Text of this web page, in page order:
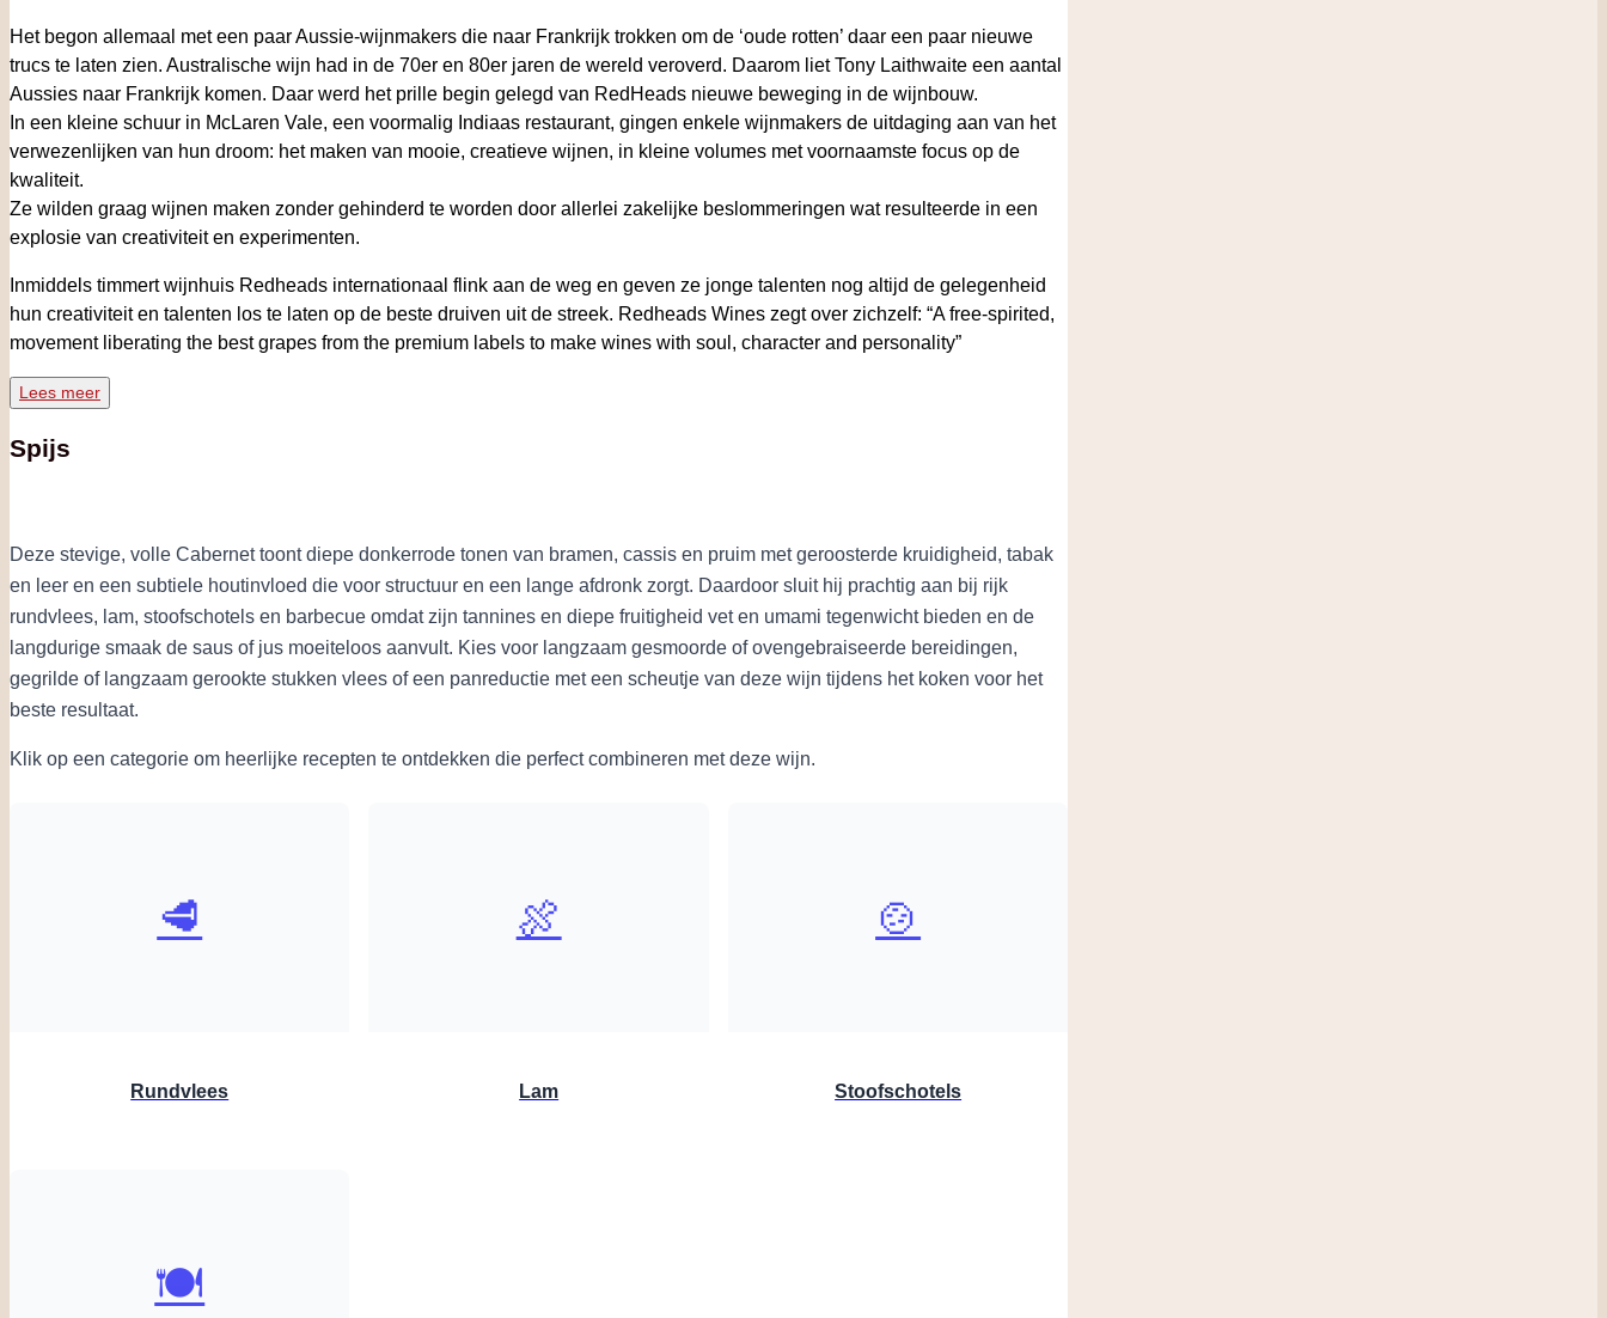
Het begon allemaal met een paar Aussie-wijnmakers die naar Frankrijk trokken om de ‘oude rotten’ daar een paar nieuwe
trucs te laten zien. Australische wijn had in de 70er en 80er jaren de wereld veroverd. Daarom liet Tony Laithwaite een aantal
Aussies naar Frankrijk komen. Daar werd het prille begin gelegd van RedHeads nieuwe beweging in de wijnbouw.
In een kleine schuur in McLaren Vale, een voormalig Indiaas restaurant, gingen enkele wijnmakers de uitdaging aan van het
verwezenlijken van hun droom: het maken van mooie, creatieve wijnen, in kleine volumes met voornaamste focus op de
kwaliteit.
Ze wilden graag wijnen maken zonder gehinderd te worden door allerlei zakelijke beslommeringen wat resulteerde in een
explosie van creativiteit en experimenten.
Inmiddels timmert wijnhuis Redheads internationaal flink aan de weg en geven ze jonge talenten nog altijd de gelegenheid
hun creativiteit en talenten los te laten op de beste druiven uit de streek. Redheads Wines zegt over zichzelf: “A free-spirited,
movement liberating the best grapes from the premium labels to make wines with soul, character and personality”
Lees meer
Spijs
Deze stevige, volle Cabernet toont diepe donkerrode tonen van bramen, cassis en pruim met geroosterde kruidigheid, tabak
en leer en een subtiele houtinvloed die voor structuur en een lange afdronk zorgt. Daardoor sluit hij prachtig aan bij rijk
rundvlees, lam, stoofschotels en barbecue omdat zijn tannines en diepe fruitigheid vet en umami tegenwicht bieden en de
langdurige smaak de saus of jus moeiteloos aanvult. Kies voor langzaam gesmoorde of ovengebraiseerde bereidingen,
gegrilde of langzaam gerookte stukken vlees of een panreductie met een scheutje van deze wijn tijdens het koken voor het
beste resultaat.
Klik op een categorie om heerlijke recepten te ontdekken die perfect combineren met deze wijn.
🥩
Rundvlees
🍖
Lam
🍲
Stoofschotels
🍽️